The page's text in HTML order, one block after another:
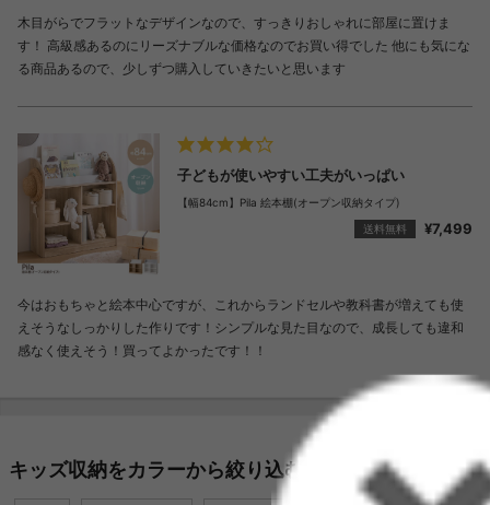
木目がらでフラットなデザインなので、すっきりおしゃれに部屋に置けま
す！ 高級感あるのにリーズナブルな価格なのでお買い得でした 他にも気にな
る商品あるので、少しずつ購入していきたいと思います
子どもが使いやすい工夫がいっぱい
【幅84cm】Pila 絵本棚(オープン収納タイプ)
送料無料
¥7,499
今はおもちゃと絵本中心ですが、これからランドセルや教科書が増えても使
えそうなしっかりした作りです！シンプルな見た目なので、成長しても違和
感なく使えそう！買ってよかったです！！
キッズ収納をカラーから絞り込む